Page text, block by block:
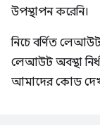
উপস্থাপন করেনি।
নিচে বর্ণিত
লেআউট অবস্থা
আমাদের কোড